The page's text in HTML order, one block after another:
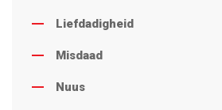
Liefdadigheid
Misdaad
Nuus